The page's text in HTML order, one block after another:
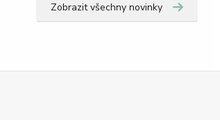
Zobrazit všechny novinky